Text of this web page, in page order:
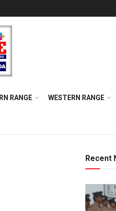
RANGE WESTERN RANGE
Recent